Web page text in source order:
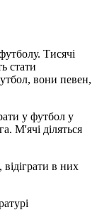
Тисячі
стати
вони певен,
у футбол у
М'ячі діляться
в них